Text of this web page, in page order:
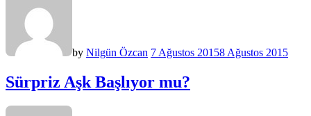
by Nilgün Özcan 7 Ağustos 20158 Ağustos 2015
Sürpriz Aşk Başlıyor mu?